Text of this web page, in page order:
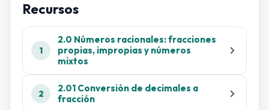
Recursos
1
2.0 Números racionales: fracciones
propias, impropias y números
mixtos
2
2.01 Conversión de decimales a
fracción